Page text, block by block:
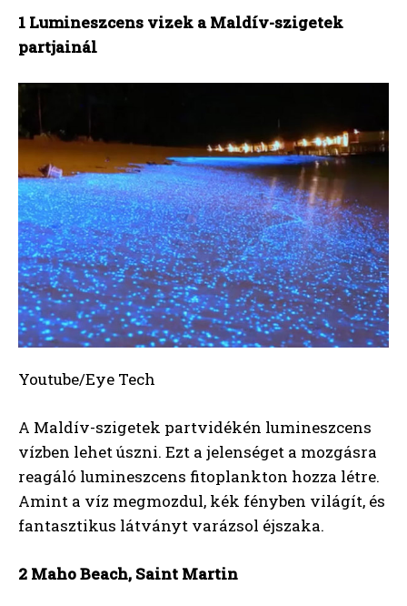
1 Lumineszcens vizek a Maldív-szigetek
partjainál
Youtube/Eye Tech
A Maldív-szigetek partvidékén lumineszcens
vízben lehet úszni. Ezt a jelenséget a mozgásra
reagáló lumineszcens fitoplankton hozza létre.
Amint a víz megmozdul, kék fényben világít, és
fantasztikus látványt varázsol éjszaka.
2 Maho Beach, Saint Martin